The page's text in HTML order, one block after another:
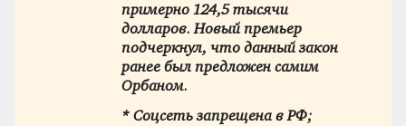
примерно 124,5 тысячи
долларов. Новый премьер
подчеркнул, что данный закон
ранее был предложен самим
Орбаном.
* Соцсеть запрещена в РФ;